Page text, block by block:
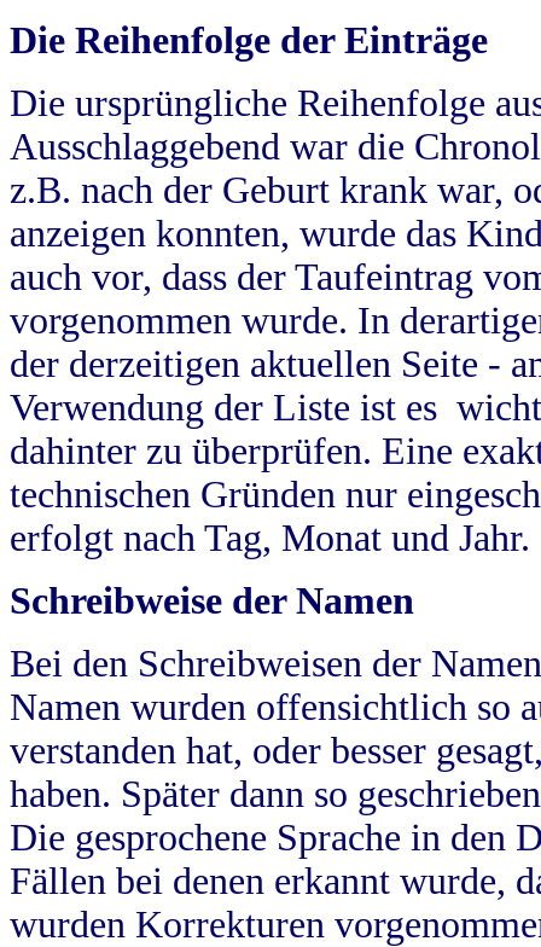
Die Reihenfolge der Einträge
Die ursprüngliche Reihenfolge
Ausschlaggebend war die
z.B. nach der Geburt krank war,
anzeigen konnten, wurde das
auch vor, dass der Taufeintrag
vorgenommen wurde. In
der derzeitigen aktuellen Seite -
Verwendung der Liste ist es
dahinter zu überprüfen. Eine
technischen Gründen nur
erfolgt nach Tag, Monat und Jahr.
Schreibweise der Namen
Bei den Schreibweisen der
Namen wurden offensichtlich so
verstanden hat, oder besser
haben. Später dann so
Die gesprochene Sprache in
Fällen bei denen erkannt wurde,
wurden Korrekturen